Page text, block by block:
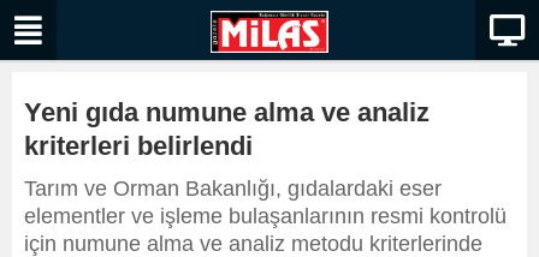
Yeni gıda numune alma ve analiz
kriterleri belirlendi
Tarım ve Orman Bakanlığı, gıdalardaki eser
elementler ve işleme bulaşanlarının resmi kontrolü
için numune alma ve analiz metodu kriterlerinde